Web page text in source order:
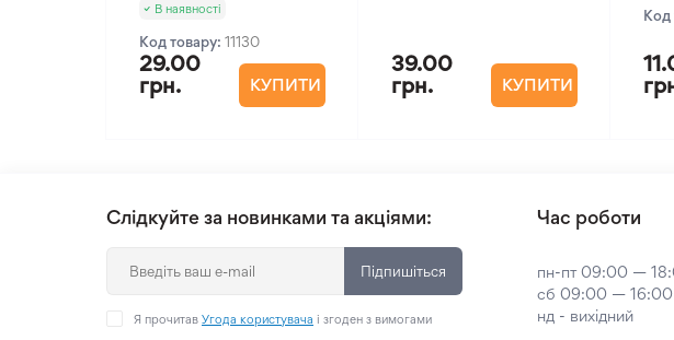
В наявності
Код товару: 11130
29.00
грн.
КУПИТИ
39.00
грн.
КУПИТИ
Код
Слідкуйте за новинками та акціями:
Підпишіться
Я прочитав Угода користувача і згоден з вимогами
Час роботи
пн-пт 09:00 —
сб 09:00 — 16:00
нд - вихідний